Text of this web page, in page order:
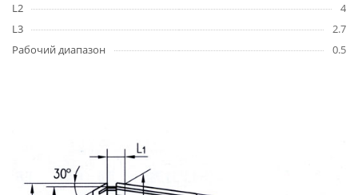
L2
4
L3
2.7
Рабочий диапазон
0.5